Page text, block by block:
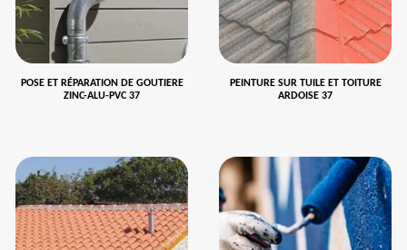
POSE ET RÉPARATION DE GOUTIERE
ZINC-ALU-PVC 37
PEINTURE SUR TUILE ET TOITURE
ARDOISE 37